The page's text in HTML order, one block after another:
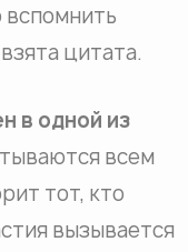
вспомнить
цитата.
в одной из
всем
тот, кто
вызывается